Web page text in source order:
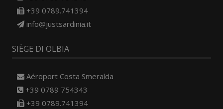
+39 0789.741394
info@justsardinia.it
SIÈGE DI OLBIA
Aéroport Costa Smeralda
+39 0789 754343
+39 0789.741394